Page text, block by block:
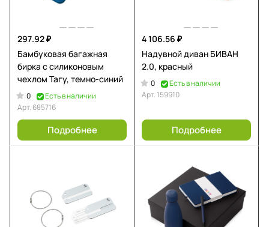
297.92 ₽
Бамбуковая багажная
бирка с силиконовым
чехлом Тагу, темно-синий
0
Есть в наличии
Арт. 685716
Подробнее
4 106.56 ₽
Надувной диван БИВАН
2.0, красный
0
Есть в наличии
Арт. 159910
Подробнее